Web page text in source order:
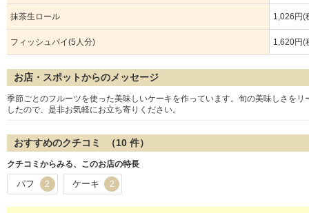
抹茶生ロール 1,026円(
フィッシュパイ(5人分) 1,620円(
お店・スポットからのメッセージ
季節ごとのフルーツを使った美味しいケーキを作っています。旬の美味しさを
したので、是非お気軽にお立ち寄りください。
おすすめのクチコミ （10 件）
クチコミからみる、このお店の特長
パフ 2 ケーキ 2